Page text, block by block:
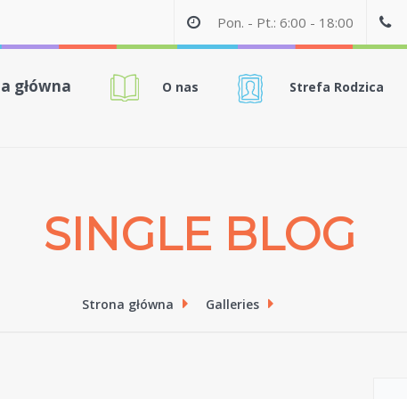
Pon. - Pt.: 6:00 - 18:00
główna O nas Strefa Rodzica
SINGLE BLOG
Strona główna Galleries